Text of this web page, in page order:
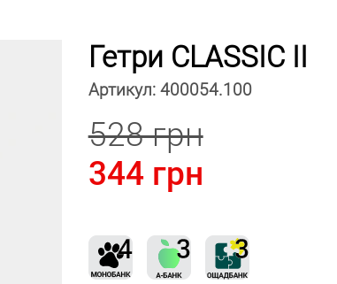
Гетри CLASSIC II
Артикул: 400054.100
528 грн
344 грн